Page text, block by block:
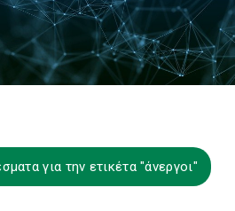
για την ετικέτα "άνεργοι"